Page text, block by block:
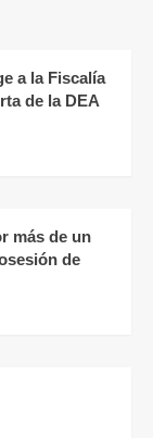
a la Fiscalía
de la DEA
más de un
de